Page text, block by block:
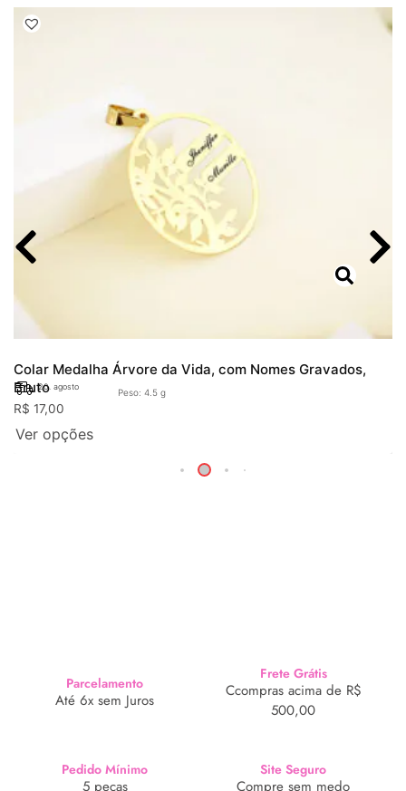
Colar Medalha Árvore da Vida, com Nomes Gravados,
Bruto20. agosto
Peso: 4.5 g
R$ 17,00
Ver opções
Parcelamento
Até 6x sem Juros
Frete Grátis
Ccompras acima de R$
500,00
Pedido Mínimo
5 peças
Site Seguro
Compre sem medo